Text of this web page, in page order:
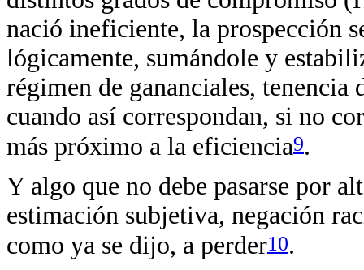
nació ineficiente, la prospección
lógicamente, sumándole y
régimen de gananciales,
cuando así correspondan, si no
más próximo a la eficiencia9.
Y algo que no debe pasarse por
estimación subjetiva, negación
como ya se dijo, a perder10.